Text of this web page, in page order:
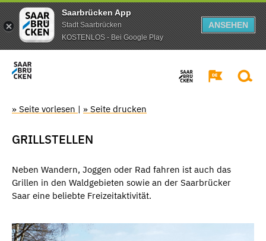
Saarbrücken App
Stadt Saarbrücken
KOSTENLOS - Bei Google Play
ANSEHEN
» Seite vorlesen | » Seite drucken
GRILLSTELLEN
Neben Wandern, Joggen oder Rad fahren ist auch das
Grillen in den Waldgebieten sowie an der Saarbrücker
Saar eine beliebte Freizeitaktivität.